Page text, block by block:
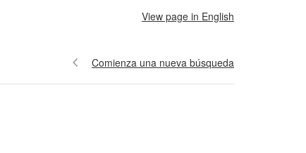
View page in English
Comienza una nueva búsqueda